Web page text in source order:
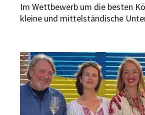
Im Wettbewerb um die besten
kleine und mittelständische
kommt man zu Mitarbeitern, die
passen?